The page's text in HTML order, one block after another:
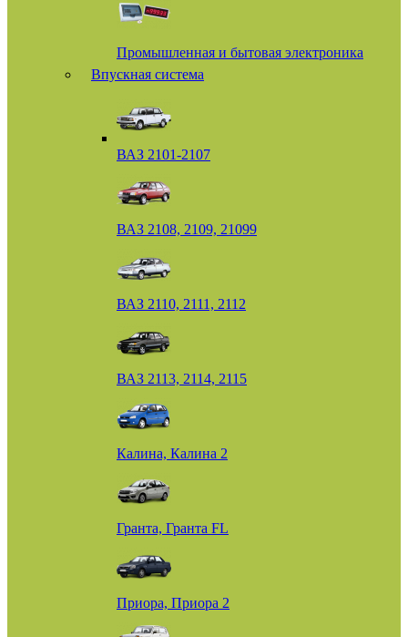
Промышленная и бытовая электроника
Впускная система
ВАЗ 2101-2107
ВАЗ 2108, 2109, 21099
ВАЗ 2110, 2111, 2112
ВАЗ 2113, 2114, 2115
Калина, Калина 2
Гранта, Гранта FL
Приора, Приора 2